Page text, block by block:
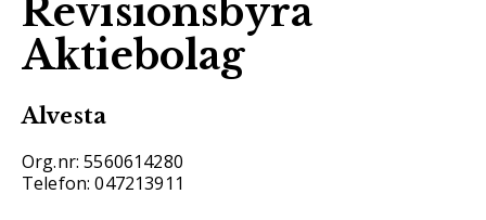
Revisionsbyrå
Aktiebolag
Alvesta
Org.nr: 5560614280
Telefon: 047213911